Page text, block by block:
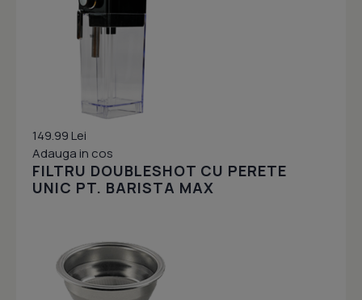
149.99 Lei
Adauga in cos
FILTRU DOUBLESHOT CU PERETE
UNIC PT. BARISTA MAX